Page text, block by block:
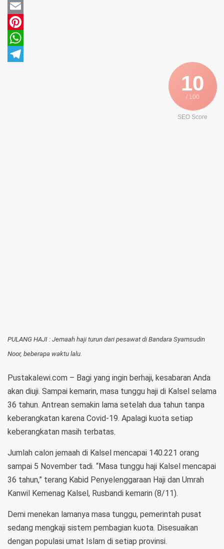
Twitter
Email
Pinterest
WhatsApp
10
/ 100
SEO Score
PULANG HAJI : Jemaah haji turun dari pesawat di Bandara Syamsudin
Noor, beberapa waktu lalu.
Pustakalewi.com – Bagi yang ingin berhaji, kesabaran Anda
akan diuji. Sampai kemarin, masa tunggu haji di Kalsel selama
36 tahun. Antrean semakin lama setelah dua tahun tanpa
keberangkatan karena Covid-19. Apalagi kuota setiap
keberangkatan masih terbatas.
Jumlah calon jemaah di Kalsel mencapai 140.221 orang
sampai 5 November tadi. “Masa tunggu haji Kalsel mencapai
36 tahun,” terang Kabid Penyelenggaraan Haji dan Umrah
Kanwil Kemenag Kalsel, Rusbandi kemarin (8/11).
Demi menekan lamanya masa tunggu, pemerintah pusat
sedang mengkaji sistem pembagian kuota. Disesuaikan
dengan populasi umat Islam di setiap provinsi.